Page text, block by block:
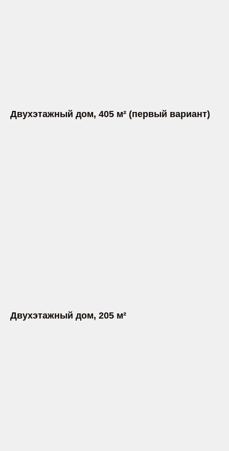
Двухэтажный дом, 405 м² (первый вариант)
Двухэтажный дом, 205 м²